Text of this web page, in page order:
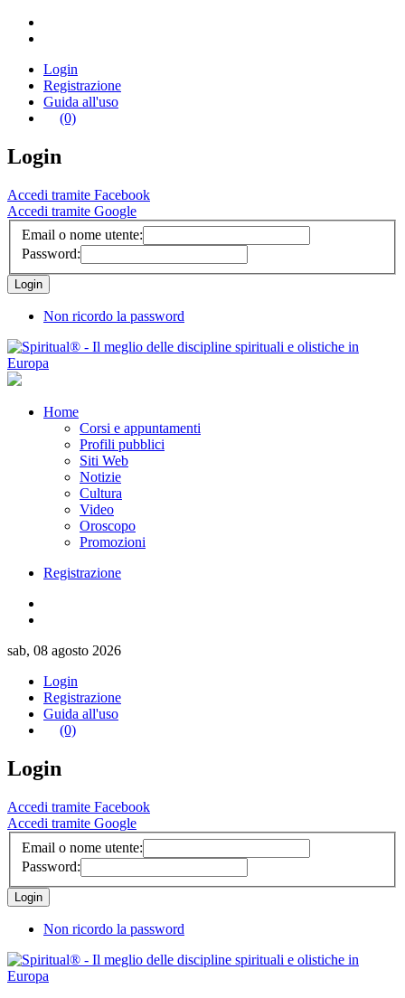
Login
Registrazione
Guida all'uso
(0)
Login
Accedi tramite Facebook
Accedi tramite Google
Email o nome utente:
Password:
Non ricordo la password
Home
Corsi e appuntamenti
Profili pubblici
Siti Web
Notizie
Cultura
Video
Oroscopo
Promozioni
Registrazione
sab, 08 agosto 2026
Login
Registrazione
Guida all'uso
(0)
Login
Accedi tramite Facebook
Accedi tramite Google
Email o nome utente:
Password:
Non ricordo la password